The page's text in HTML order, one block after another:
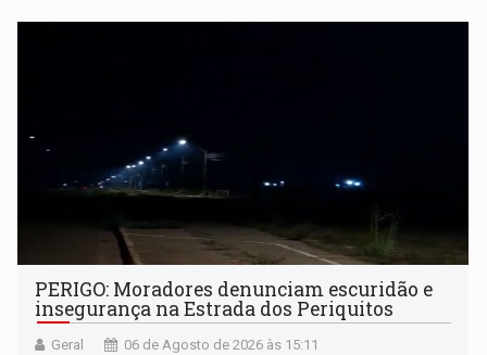
PERIGO: Moradores denunciam escuridão e
insegurança na Estrada dos Periquitos
Geral 06 de Agosto de 2026 às 15:11